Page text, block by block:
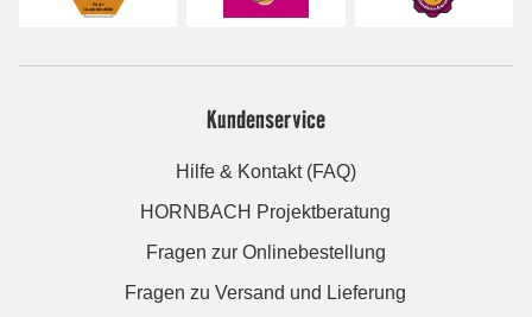
Kundenservice
Hilfe & Kontakt (FAQ)
HORNBACH Projektberatung
Fragen zur Onlinebestellung
Fragen zu Versand und Lieferung